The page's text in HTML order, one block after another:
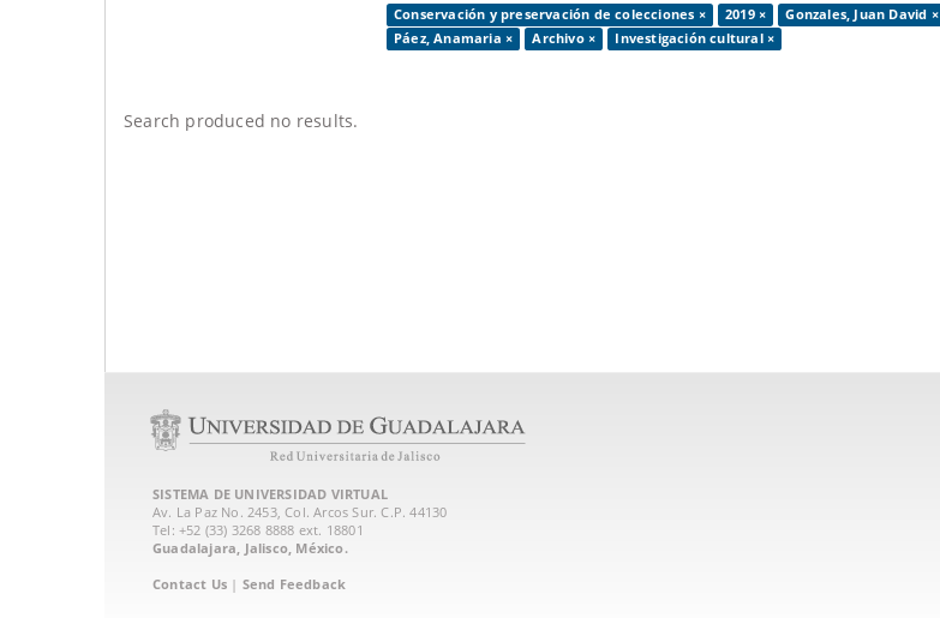
Conservación y preservación de colecciones × 2019 × Gonzales, Juan David ×
Páez, Anamaria ×
Archivo × Investigación cultural ×
Search produced no results.
SISTEMA DE UNIVERSIDAD VIRTUAL
Av. La Paz No. 2453, Col. Arcos Sur. C.P. 44130
Tel: +52 (33) 3268 8888‏ ext. 18801
Guadalajara, Jalisco, México.
Contact Us | Send Feedback